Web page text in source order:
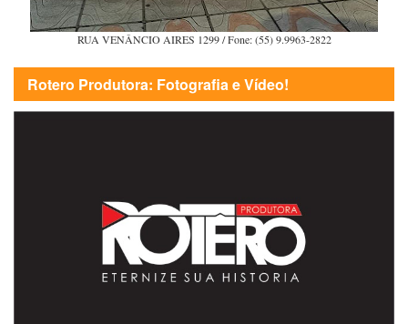
RUA VENÂNCIO AIRES 1299 / Fone: (55) 9.9963-2822
Rotero Produtora: Fotografia e Vídeo!